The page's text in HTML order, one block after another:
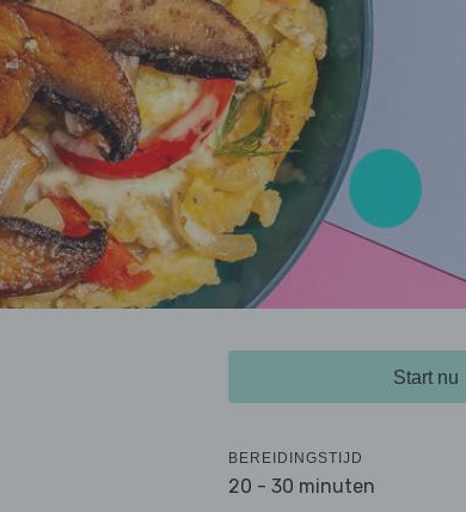
Start nu
BEREIDINGSTIJD
20 - 30 minuten